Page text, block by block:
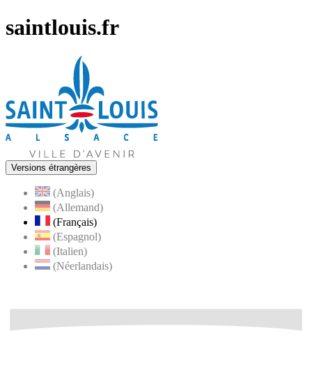
saintlouis.fr
Versions étrangères
(Anglais)
(Allemand)
(Français)
(Espagnol)
(Italien)
(Néerlandais)